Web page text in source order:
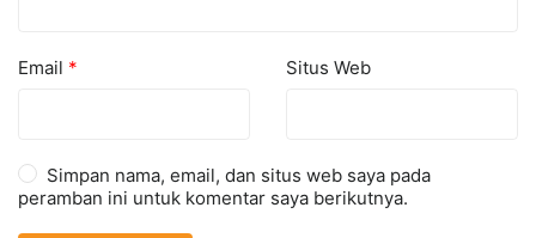
Email * Situs Web
Simpan nama, email, dan situs web saya pada
peramban ini untuk komentar saya berikutnya.